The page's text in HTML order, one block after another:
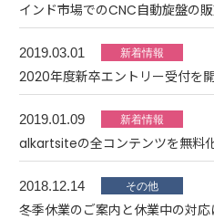
インド市場でのCNC自動旋盤の
2019.03.01
2020年度新卒エントリー受付を
2019.01.09
alkartsiteの全コンテンツを無料
2018.12.14
冬季休業のご案内と休業中の対応